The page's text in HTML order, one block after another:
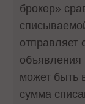
брокер»
отправляет
может быть
сумма